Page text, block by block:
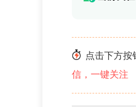
点击下方
信，一键关注